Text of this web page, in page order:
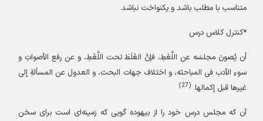
متناسب با مطلب باشد و یکنواخت نباشد.
*کنترل کلاس درس
أن یُصونَ مجلسَه عن اللَّغَطِ، فإنَّ الغَلَطَ تحت اللَّغَطِ، و عن رفع الأصواتِ و
سوءِ الأدب فی المباحثه، و اختلاف جهات البحث، و العدول عن المسألةِ إلی
غیرها قبل إکمالها.(27)
آن که مجلس درس خود را از بیهوده‌ گویی که زمینه‌ای است برای سخن